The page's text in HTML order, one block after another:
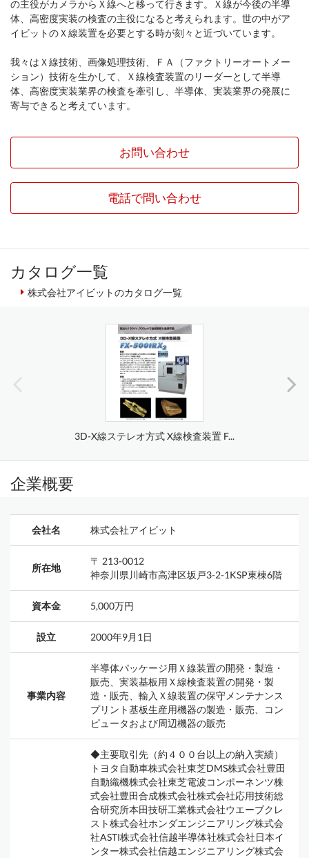
の主役がカメラからＸ線へと移って行きます。Ｘ線が今後の半導
体、高密度実装の検査の主役になると考えられます。世の中がア
イビットのＸ線装置を必要とする時が刻々と近づいています。
我々はＸ線技術、画像処理技術、ＦＡ（ファクトリーオートメー
ション）技術を生かして、Ｘ線検査装置のリーダーとして半導
体、高密度実装業界の検査を牽引し、半導体、実装業界の発展に
寄与できると考えています。
お問い合わせ
電話で問い合わせ
カタログ一覧
株式会社アイビットのカタログ一覧
3D-X線ステレオ方式 X線検査装置 F...
企業概要
会社名 株式会社アイビット
所在地
〒 213-0012
神奈川県川崎市高津区坂戸3-2-1KSP東棟6階
資本金 5,000万円
設立 2000年9月1日
事業内容
半導体パッケージ用Ｘ線装置の開発・製造・
販売、実装基板用Ｘ線検査装置の開発・製
造・販売、輸入Ｘ線装置の保守メンテナンス
プリント基板生産用機器の製造・販売、コン
ピュータおよび周辺機器の販売
◆主要取引先（約４００台以上の納入実績）
トヨタ自動車株式会社東芝DMS株式会社豊田
自動織機株式会社東芝電波コンポーネンツ株
式会社豊田合成株式会社株式会社応用技術総
合研究所本田技研工業株式会社ウエーブクレ
スト株式会社ホンダエンジニアリング株式会
社ASTI株式会社信越半導体社株式会社日本イ
ンター株式会社信越エンジニアリング株式会